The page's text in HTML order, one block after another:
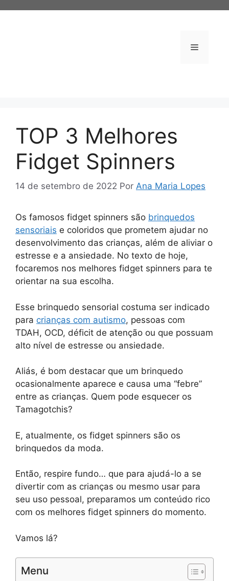
Menu
TOP 3 Melhores
Fidget Spinners
14 de setembro de 2022 Por Ana Maria Lopes
Os famosos fidget spinners são brinquedos
sensoriais e coloridos que prometem ajudar no
desenvolvimento das crianças, além de aliviar o
estresse e a ansiedade. No texto de hoje,
focaremos nos melhores fidget spinners para te
orientar na sua escolha.
Esse brinquedo sensorial costuma ser indicado
para crianças com autismo, pessoas com
TDAH, OCD, déficit de atenção ou que possuam
alto nível de estresse ou ansiedade.
Aliás, é bom destacar que um brinquedo
ocasionalmente aparece e causa uma “febre”
entre as crianças. Quem pode esquecer os
Tamagotchis?
E, atualmente, os fidget spinners são os
brinquedos da moda.
Então, respire fundo… que para ajudá-lo a se
divertir com as crianças ou mesmo usar para
seu uso pessoal, preparamos um conteúdo rico
com os melhores fidget spinners do momento.
Vamos lá?
Menu